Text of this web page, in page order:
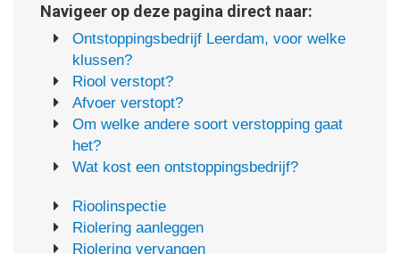
Navigeer op deze pagina direct naar:
Ontstoppingsbedrijf Leerdam, voor welke
klussen?
Riool verstopt?
Afvoer verstopt?
Om welke andere soort verstopping gaat
het?
Wat kost een ontstoppingsbedrijf?
Rioolinspectie
Riolering aanleggen
Riolering vervangen